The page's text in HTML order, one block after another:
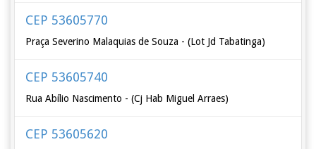
CEP 53605770
Praça Severino Malaquias de Souza - (Lot Jd Tabatinga)
CEP 53605740
Rua Abílio Nascimento - (Cj Hab Miguel Arraes)
CEP 53605620